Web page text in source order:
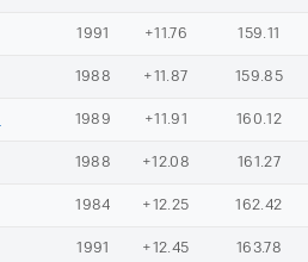
1991 +11.76 159.11
1988 +11.87 159.85
1989 +11.91 160.12
1988 +12.08 161.27
1984 +12.25 162.42
1991 +12.45 163.78